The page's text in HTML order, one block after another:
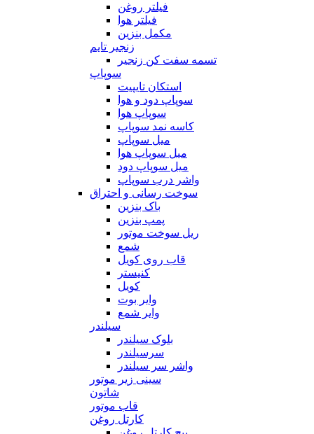
فیلتر روغن
فیلتر هوا
مکمل بنزین
زنجیر تایم
تسمه سفت کن زنجیر
سوپاپ
استکان تایپیت
سوپاپ دود و هوا
سوپاپ هوا
کاسه نمد سوپاپ
میل سوپاپ
میل سوپاپ هوا
میل سوپاپ دود
واشر درب سوپاپ
سوخت رسانی و احتراق
باک بنزین
پمپ بنزین
ریل سوخت موتور
شمع
قاب روی کویل
کنیستر
کویل
وایر بوت
وایر شمع
سیلندر
بلوک سیلندر
سرسیلندر
واشر سر سیلندر
سینی زیر موتور
شاتون
قاب موتور
کارتل روغن